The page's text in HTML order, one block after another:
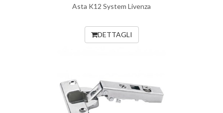
Asta K12 System Livenza
DETTAGLI